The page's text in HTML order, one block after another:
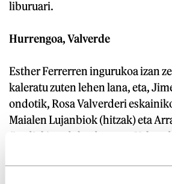
liburuari.
Hurrengoa, Valverde
Esther Ferrerren ingurukoa izan
kaleratu zuten lehen lana, eta,
ondotik, Rosa Valverderi
Maialen Lujanbiok (hitzak) eta
(irudiak) onduko dute, eta